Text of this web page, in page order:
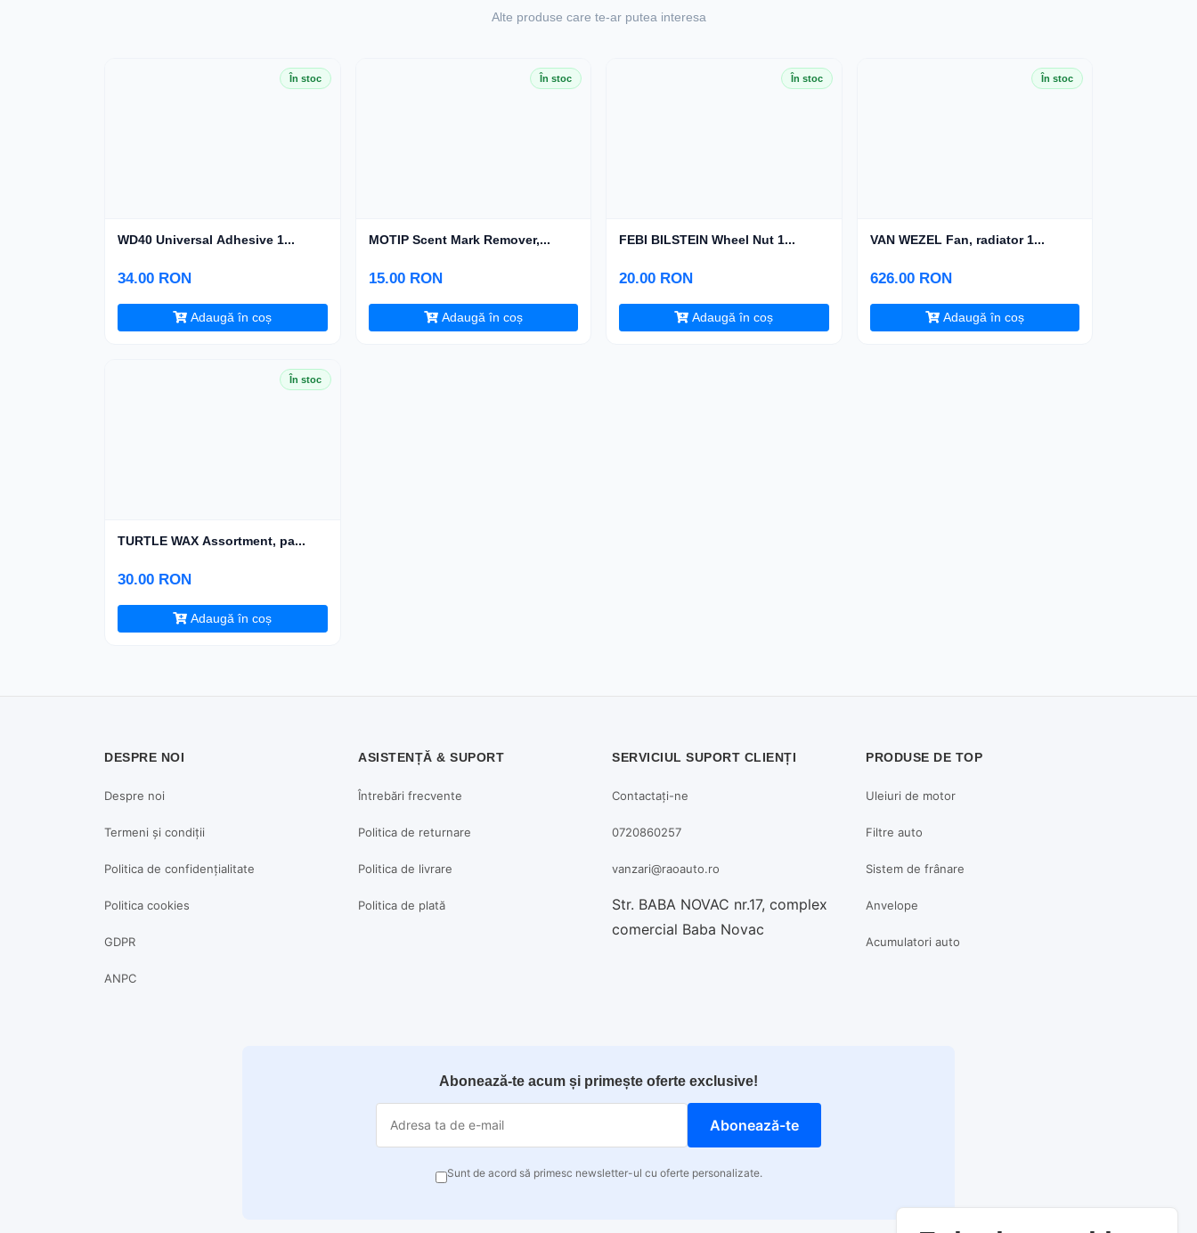
Alte produse care te-ar putea interesa
În stoc
WD40 Universal Adhesive 1...
34.00 RON
Adaugă în coș
În stoc
MOTIP Scent Mark Remover,...
15.00 RON
Adaugă în coș
În stoc
FEBI BILSTEIN Wheel Nut 1...
20.00 RON
Adaugă în coș
În stoc
VAN WEZEL Fan, radiator 1...
626.00 RON
Adaugă în coș
În stoc
TURTLE WAX Assortment, pa...
30.00 RON
Adaugă în coș
DESPRE NOI
Despre noi
Termeni și condiții
Politica de confidențialitate
Politica cookies
GDPR
ANPC
ASISTENȚĂ & SUPORT
Întrebări frecvente
Politica de returnare
Politica de livrare
Politica de plată
SERVICIUL SUPORT CLIENȚI
Contactați-ne
0720860257
vanzari@raoauto.ro
Str. BABA NOVAC nr.17, complex
comercial Baba Novac
PRODUSE DE TOP
Uleiuri de motor
Filtre auto
Sistem de frânare
Anvelope
Acumulatori auto
Abonează-te acum și primește oferte exclusive!
Abonează-te
Sunt de acord să primesc newsletter-ul cu oferte personalizate.